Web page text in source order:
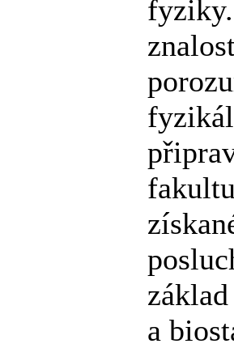
a